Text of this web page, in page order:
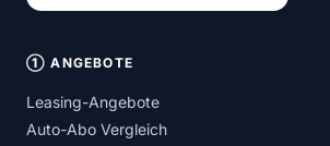
① ANGEBOTE
Leasing-Angebote
Auto-Abo Vergleich